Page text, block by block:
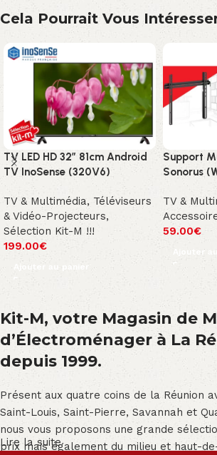
Cela Pourrait Vous
TV LED HD 32″ 81cm Android
TV InoSense (320V6)
TV & Multimédia, Téléviseurs
& Vidéo-Projecteurs,
Sélection Kit-M !!!
199.00€
Ajouter au panier
Support
Sonorus
TV &
59.00€
Ajouter
Kit-M, votre Magasin de
d’Électroménager à La
depuis 1999.
Présent aux quatre coins de la Réunion
Saint-Louis, Saint-Pierre, Savannah et
nous vous proposons une grande
prix mais également du milieu et haut-
Lire la suite